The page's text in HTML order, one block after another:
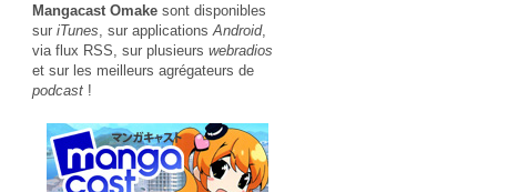
Mangacast Omake sont disponibles
sur iTunes, sur applicationsAndroid,
via flux RSS, sur plusieurs webradios
et sur les meilleurs agrégateurs de
podcast !